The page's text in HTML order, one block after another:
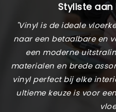
Styliste
"Vinyl is de ideale
naar een betaalbare en
een moderne
materialen en brede
vinyl perfect bij elke
ultieme keuze is voor